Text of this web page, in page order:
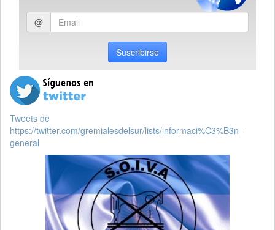
Ingresar
email
@
Suscribirse
Tweets de
https://twitter.com/gremialesdelsur/lists/informaci%C3%B3n-
general